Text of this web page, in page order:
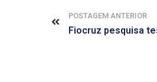
POSTAGEM ANTERIOR